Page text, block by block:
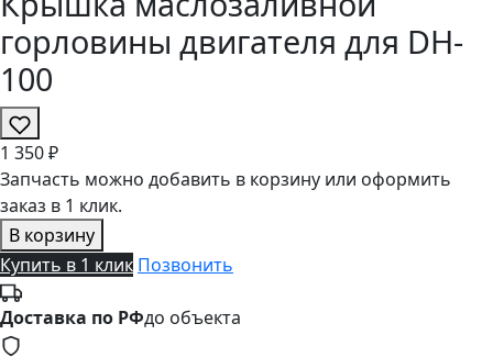
горловины двигателя для DH-
100
1 350 ₽
Запчасть можно добавить в корзину или оформить
заказ в 1 клик.
В корзину
Купить в 1 клик Позвонить
Доставка по РФдо объекта